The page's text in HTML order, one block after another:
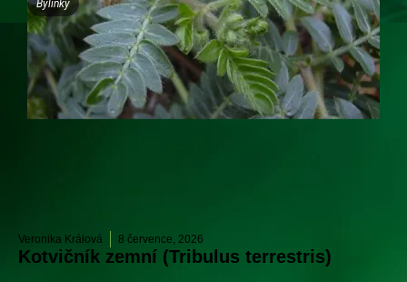
Bylinky
Veronika Králová 8 července, 2026
Kotvičník zemní (Tribulus terrestris)